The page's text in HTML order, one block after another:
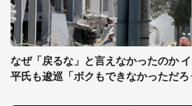
なぜ「戻るな」と言えなかったのか
平氏も逡巡「ボクもできなかっただろ